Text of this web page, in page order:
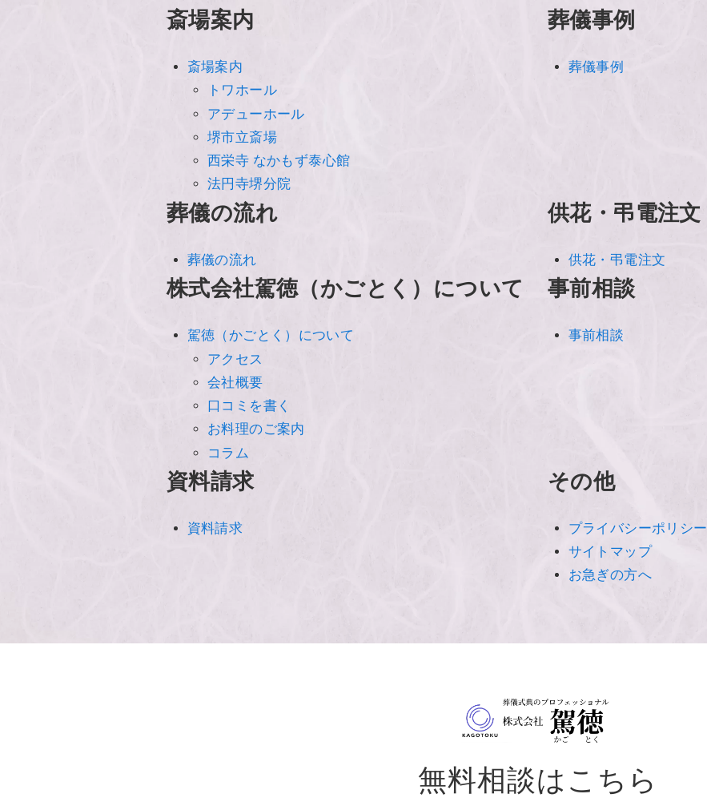
斎場案内
斎場案内
トワホール
アデューホール
堺市立斎場
西栄寺 なかもず泰心館
法円寺堺分院
葬儀事例
葬儀事例
葬儀の流れ
葬儀の流れ
供花・弔電注文
供花・弔電注文
株式会社駕徳（かごとく）について
駕徳（かごとく）について
アクセス
会社概要
口コミを書く
お料理のご案内
コラム
事前相談
事前相談
資料請求
資料請求
その他
プライバシーポリシー
サイトマップ
お急ぎの方へ
無料相談はこちら